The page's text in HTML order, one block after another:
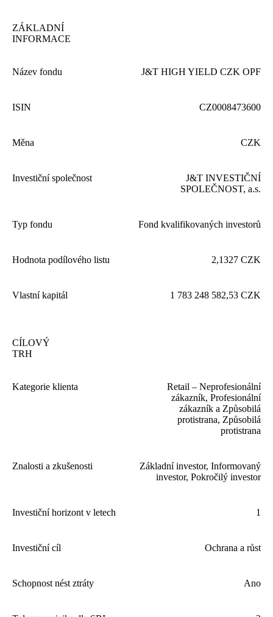
ZÁKLADNÍ
INFORMACE
Název fondu J&T HIGH YIELD CZK OPF
ISIN CZ0008473600
Měna CZK
Investiční společnost J&T INVESTIČNÍ
SPOLEČNOST, a.s.
Typ fondu Fond kvalifikovaných investorů
Hodnota podílového listu 2,1327 CZK
Vlastní kapitál 1 783 248 582,53 CZK
CÍLOVÝ
TRH
Kategorie klienta
Retail – Neprofesionální
zákazník, Profesionální
zákazník a Způsobilá
protistrana, Způsobilá
protistrana
Znalosti a zkušenosti
Základní investor, Informovaný
investor, Pokročilý investor
Investiční horizont v letech 1
Investiční cíl Ochrana a růst
Schopnost nést ztráty Ano